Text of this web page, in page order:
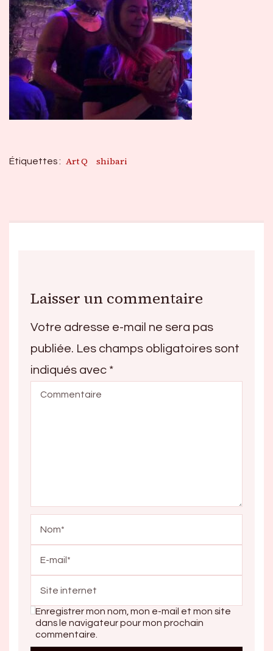
Étiquettes : Art Q shibari
Laisser un commentaire
Votre adresse e-mail ne sera pas
publiée. Les champs obligatoires sont
indiqués avec *
Enregistrer mon nom, mon e-mail et mon site
dans le navigateur pour mon prochain
commentaire.